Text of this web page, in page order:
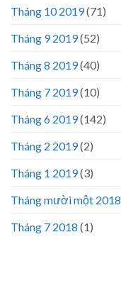
Tháng 10 2019(71)
Tháng 9 2019(52)
Tháng 8 2019(40)
Tháng 7 2019(10)
Tháng 6 2019(142)
Tháng 2 2019(2)
Tháng 1 2019(3)
Tháng mười một 2018
Tháng 7 2018 (1)